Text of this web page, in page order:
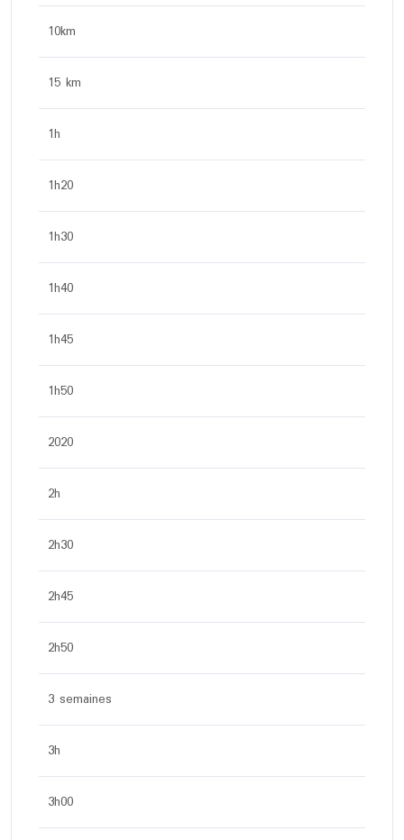
10km
15 km
1h
1h20
1h30
1h40
1h45
1h50
2020
2h
2h30
2h45
2h50
3 semaines
3h
3h00